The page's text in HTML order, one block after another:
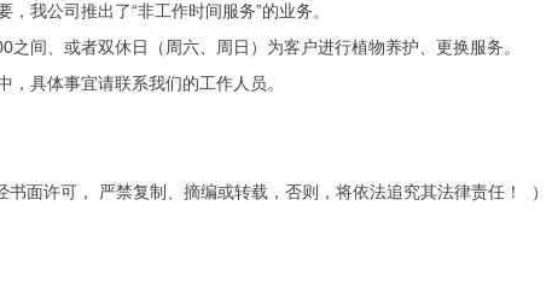
我公司推出了“非工作时间服务”的业务。
间、或者双休日（周六、周日）为客户进行植物养护、更换服务。
具体事宜请联系我们的工作人员。
面许可， 严禁复制、摘编或转载，否则，将依法追究其法律责任！ ）